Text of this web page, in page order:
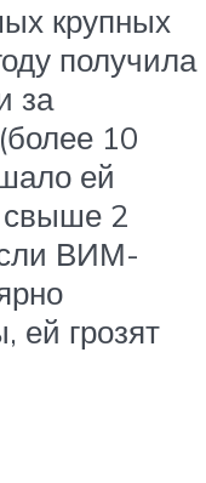
крупных
получила
за
10
ей
свыше 2
ВИМ-
ей грозят